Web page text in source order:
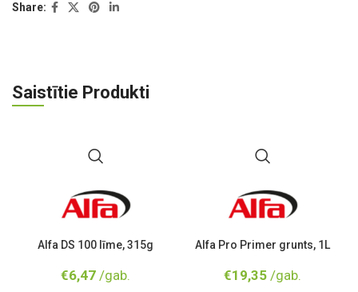
Share:
Saistītie Produkti
Alfa DS 100 līme, 315g
€6,47 /gab.
Alfa Pro Primer grunts, 1L
€19,35 /gab.